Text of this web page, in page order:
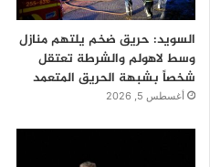
السويد: حريق ضخم يلتهم منازل
وسط لاهولم والشرطة تعتقل
شخصاً بشبهة الحريق المتعمد
أغسطس 5, 2026